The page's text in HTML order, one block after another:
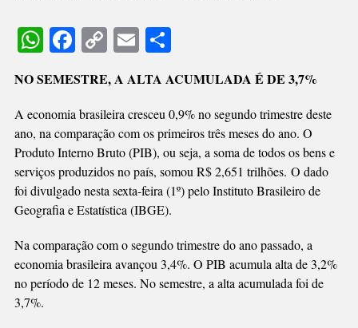
ALTA
PIB
NO
TRIMESTRE
WhatsApp
Facebook
CopyEmail
NO SEMESTRE, A ALTA ACUMULADA É DE 3,7%
A economia brasileira cresceu 0,9% no segundo trimestre deste
ano, na comparação com os primeiros três meses do ano. O
Produto Interno Bruto (PIB), ou seja, a soma de todos os bens e
serviços produzidos no país, somou R$ 2,651 trilhões. O dado
foi divulgado nesta sexta-feira (1º) pelo Instituto Brasileiro de
Geografia e Estatística (IBGE).
Na comparação com o segundo trimestre do ano passado, a
economia brasileira avançou 3,4%. O PIB acumula alta de 3,2%
no período de 12 meses. No semestre, a alta acumulada foi de
3,7%.